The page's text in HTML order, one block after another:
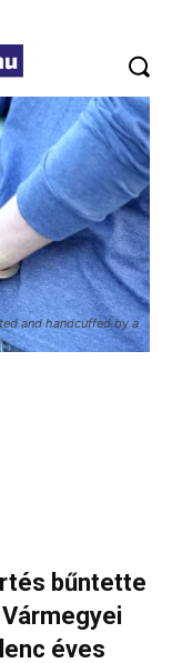
and handcuffed by a
bűntette
éves